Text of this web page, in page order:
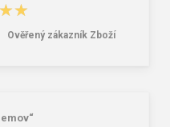
Ověřený zákazník Zboží